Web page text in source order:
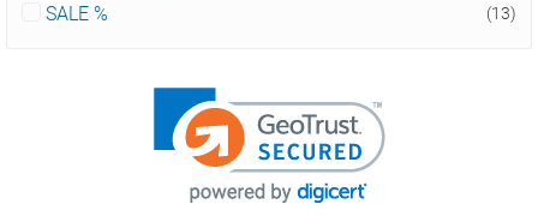
SALE % (13)